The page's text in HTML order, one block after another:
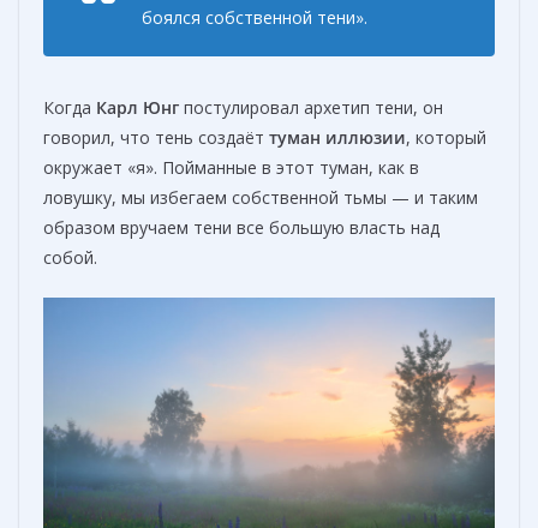
боялся собственной тени».
Когда Карл Юнг постулировал архетип тени, он
говорил, что тень создаёт туман иллюзии, который
окружает «я». Пойманные в этот туман, как в
ловушку, мы избегаем собственной тьмы — и таким
образом вручаем тени все большую власть над
собой.